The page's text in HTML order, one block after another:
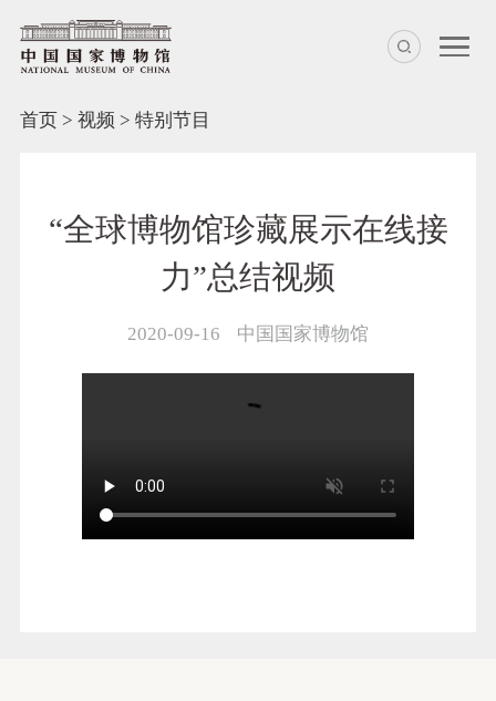
首页> 视频 > 特别节目
“全球博物馆珍藏展示在线接
力”总结视频
2020-09-16 中国国家博物馆